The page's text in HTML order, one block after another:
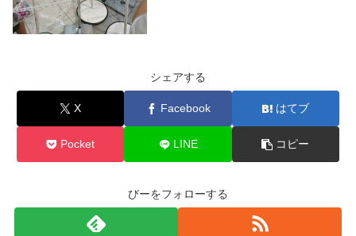
シェアする
X Facebook はてブ
Pocket LINE コピー
びーをフォローする